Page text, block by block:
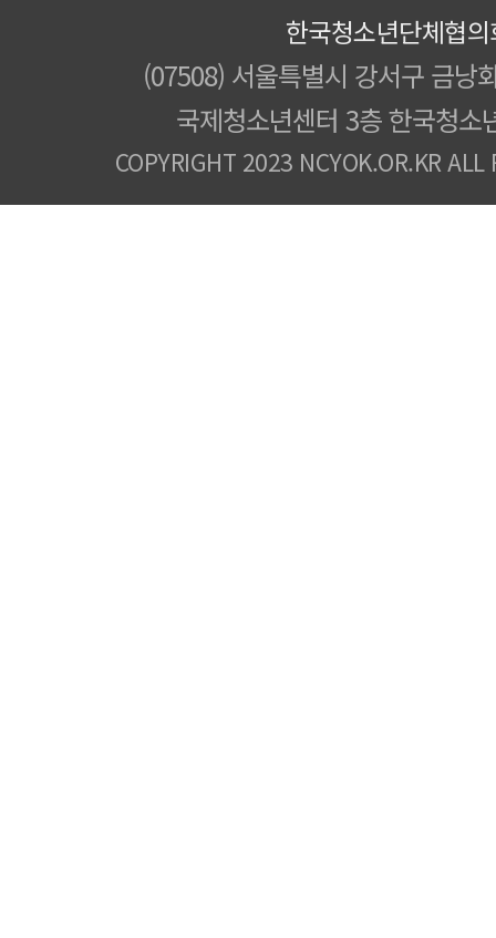
한국청소년단체협
(07508) 서울특별시 강서구 금낭
국제청소년센터 3층 한국청소
COPYRIGHT 2023 NCYOK.OR.KR ALL